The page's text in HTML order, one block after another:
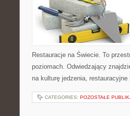
Restauracje na Świecie. To
poziomach. Odwiedzający
na kulturę jedzenia,
CATEGORIES: POZOSTAŁE